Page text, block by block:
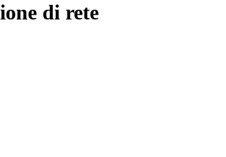
di rete